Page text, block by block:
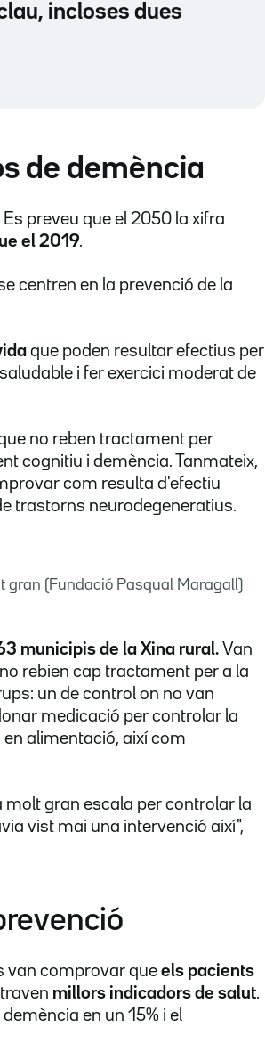
incloses dues
de demència
preveu que el 2050 la xifra
el 2019.
centren en la prevenció de la
que poden resultar efectius per
i fer exercici moderat de
no reben tractament per
cognitiu i demència. Tanmateix,
com resulta d'efectiu
trastorns neurodegeneratius.
gran (Fundació Pasqual Maragall)
municipis de la Xina rural. Van
rebien cap tractament per a la
un de control on no van
medicació per controlar la
alimentació, així com
molt gran escala per controlar la
vist mai una intervenció així",
van comprovar que els pacients
millors indicadors de salut.
en un 15% i el